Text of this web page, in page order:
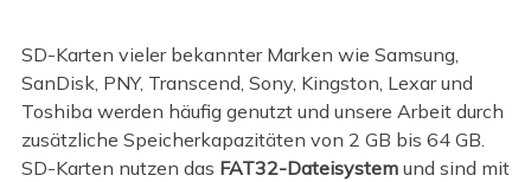
SD-Karten vieler bekannter Marken wie Samsung,
SanDisk, PNY, Transcend, Sony, Kingston, Lexar und
Toshiba werden häufig genutzt und unsere Arbeit durch
zusätzliche Speicherkapazitäten von 2 GB bis 64 GB.
SD-Karten nutzen das FAT32-Dateisystemund sind mit